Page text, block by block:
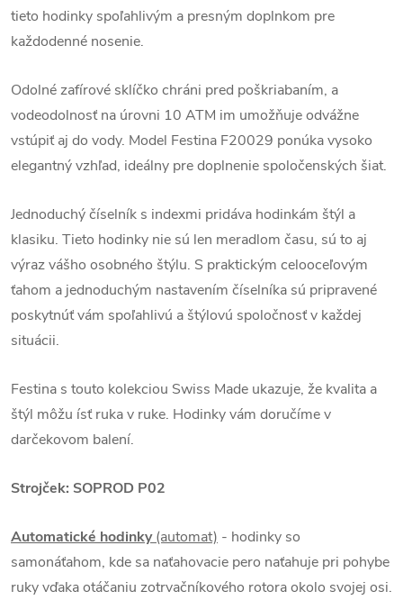
tieto hodinky spoľahlivým a presným doplnkom pre
každodenné nosenie.
Odolné zafírové sklíčko chráni pred poškriabaním, a
vodeodolnosť na úrovni 10 ATM im umožňuje odvážne
vstúpiť aj do vody. Model Festina F20029 ponúka vysoko
elegantný vzhľad, ideálny pre doplnenie spoločenských šiat.
Jednoduchý číselník s indexmi pridáva hodinkám štýl a
klasiku. Tieto hodinky nie sú len meradlom času, sú to aj
výraz vášho osobného štýlu. S praktickým celooceľovým
ťahom a jednoduchým nastavením číselníka sú pripravené
poskytnúť vám spoľahlivú a štýlovú spoločnosť v každej
situácii.
Festina s touto kolekciou Swiss Made ukazuje, že kvalita a
štýl môžu ísť ruka v ruke. Hodinky vám doručíme v
darčekovom balení.
Strojček: SOPROD P02
Automatické hodinky(automat) - hodinky so
samonáťahom, kde sa naťahovacie pero naťahuje pri pohybe
ruky vďaka otáčaniu zotrvačníkového rotora okolo svojej osi.